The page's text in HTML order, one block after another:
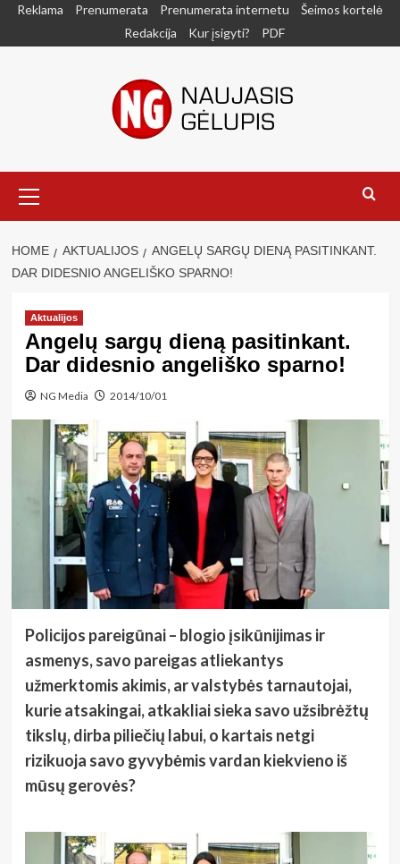
SkipReklama Prenumerata Prenumerata internetu
Šeimos kortelė
Redakcija
Kur įsigyti? PDF
Menu
HOME AKTUALIJOS
ANGELŲ SARGŲ DIENĄ PASITINKANT.
DAR DIDESNIO ANGELIŠKO SPARNO!
Aktualijos
Angelų sargų dieną pasitinkant.
Dar didesnio angeliško sparno!
NG Media 2014/10/01
Policijos pareigūnai – blogio įsikūnijimas ir
asmenys, savo pareigas atliekantys
užmerktomis akimis, ar valstybės tarnautojai,
kurie atsakingai, atkakliai sieka savo užsibrėžtų
tikslų, dirba piliečių labui, o kartais netgi
rizikuoja savo gyvybėmis vardan kiekvieno iš
mūsų gerovės?